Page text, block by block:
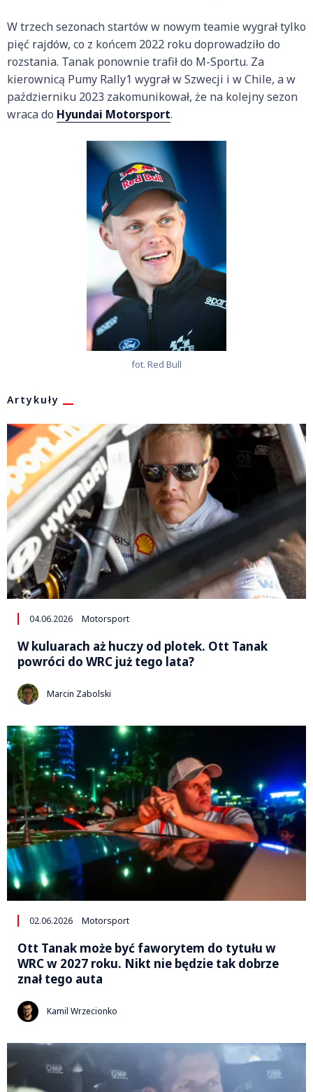
W trzech sezonach startów w nowym teamie wygrał tylko
pięć rajdów, co z końcem 2022 roku doprowadziło do
rozstania. Tanak ponownie trafił do M-Sportu. Za
kierownicą Pumy Rally1 wygrał w Szwecji i w Chile, a w
październiku 2023 zakomunikował, że na kolejny sezon
wraca do Hyundai Motorsport.
fot. Red Bull
Artykuły
04.06.2026 Motorsport
W kuluarach aż huczy od plotek. Ott Tanak
powróci do WRC już tego lata?
Marcin Zabolski
02.06.2026 Motorsport
Ott Tanak może być faworytem do tytułu w
WRC w 2027 roku. Nikt nie będzie tak dobrze
znał tego auta
Kamil Wrzecionko